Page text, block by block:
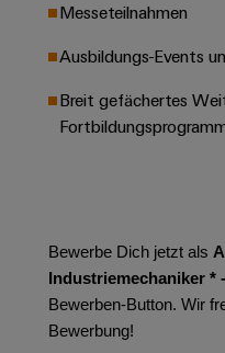
Moderne
digitale
für
klimafreundliche
Umfassende
Verbindungslösungen
für
die
maritime
PCB
Services
(OEM)
Remote
&
Cloud-
Services
easyConnect
Werkstatt
Messeteilnahmen
Ausbildungs-Events
Breit gefächertes
Bewerbe Dich jetzt als
Industriemechaniker *
Bewerben-Button. Wir
Bewerbung!